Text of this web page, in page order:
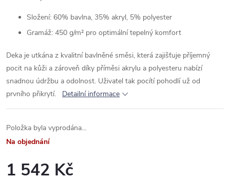
Složení: 60% bavlna, 35% akryl, 5% polyester
Gramáž: 450 g/m² pro optimální tepelný komfort
Deka je utkána z kvalitní bavlněné směsi, která zajišťuje příjemný
pocit na kůži a zároveň díky příměsi akrylu a polyesteru nabízí
snadnou údržbu a odolnost. Uživatel tak pocítí pohodlí už od
prvního přikrytí.
Detailní informace
Položka byla vyprodána…
Na objednání
1 542 Kč